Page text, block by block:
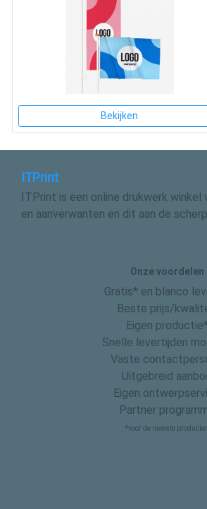
Bekijken
ITPrint
ITPrint is een online drukwerk
en aanverwanten en dit aan de
Onze voordelen
Gratis* en blanco
Beste prijs/
Eigen
Snelle levertijden
Vaste
Uitgebreid
Eigen
Partner
*voor de meeste